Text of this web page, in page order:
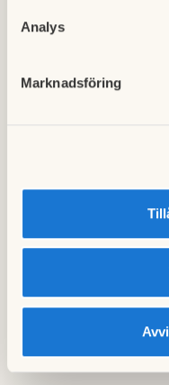
Analys
Marknadsföring
uteplatserna.
först med att